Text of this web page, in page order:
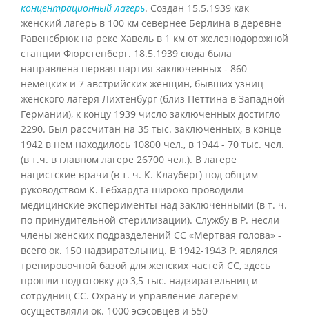
концентрационный лагерь. Создан 15.5.1939 как
женский лагерь в 100 км севернее Берлина в деревне
Равенсбрюк на реке Хавель в 1 км от железнодорожной
станции Фюрстенберг. 18.5.1939 сюда была
направлена первая партия заключенных - 860
немецких и 7 австрийских женщин, бывших узниц
женского лагеря Лихтенбург (близ Петтина в Западной
Германии), к концу 1939 число заключенных достигло
2290. Был рассчитан на 35 тыс. заключенных, в конце
1942 в нем находилось 10800 чел., в 1944 - 70 тыс. чел.
(в т.ч. в главном лагере 26700 чел.). В лагере
нацистские врачи (в т. ч. К. Клауберг) под общим
руководством К. Гебхардта широко проводили
медицинские эксперименты над заключенными (в т. ч.
по принудительной стерилизации). Службу в Р. несли
члены женских подразделений СС «Мертвая голова» -
всего ок. 150 надзирательниц. В 1942-1943 Р. являлся
тренировочной базой для женских частей СС, здесь
прошли подготовку до 3,5 тыс. надзирательниц и
сотрудниц СС. Охрану и управление лагерем
осуществляли ок. 1000 эсэсовцев и 550